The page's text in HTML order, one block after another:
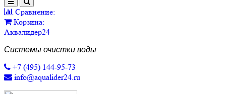
Сравнение:
Корзина:
Аквалидер24
Системы очистки воды
+7 (495) 144-95-73
info@aqualider24.ru